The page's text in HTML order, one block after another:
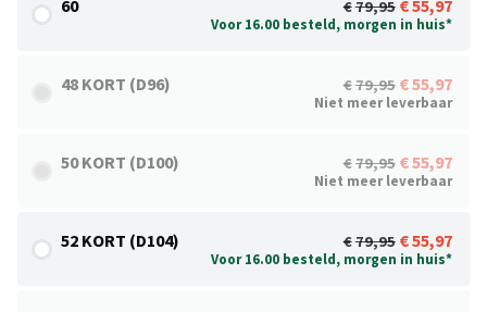
60 79,95 55,97
Voor 16.00 besteld, morgen in huis*
48 KORT (D96) 79,95 55,97
Niet meer leverbaar
50 KORT (D100) 79,95 55,97
Niet meer leverbaar
52 KORT (D104) 79,95 55,97
Voor 16.00 besteld, morgen in huis*